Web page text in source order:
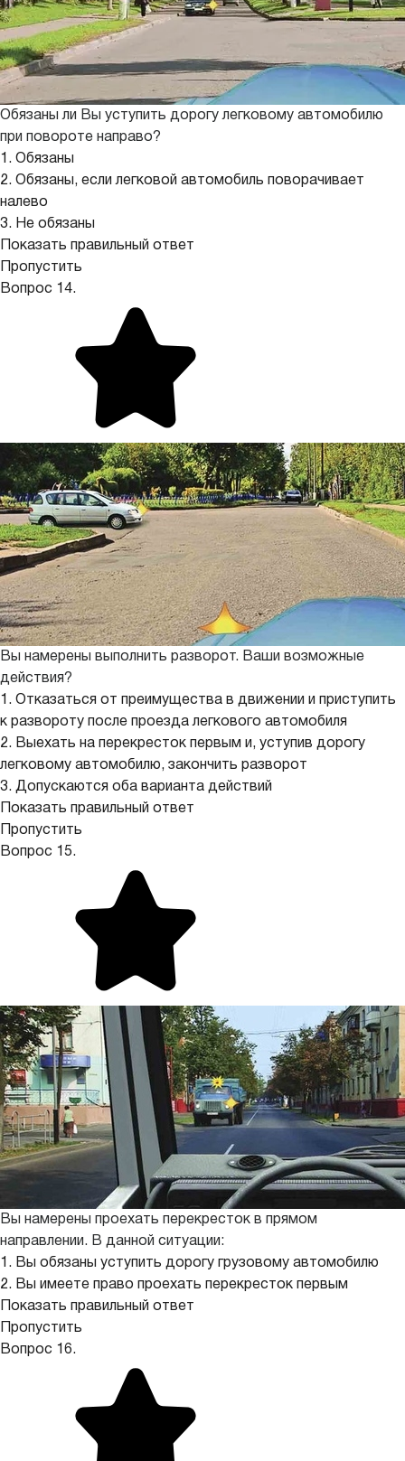
Обязаны ли Вы уступить дорогу легковому автомобилю
при повороте направо?
1. Обязаны
2. Обязаны, если легковой автомобиль поворачивает
налево
3. Не обязаны
Показать правильный ответ
Пропустить
Вопрос 14.
Вы намерены выполнить разворот. Ваши возможные
действия?
1. Отказаться от преимущества в движении и приступить
к развороту после проезда легкового автомобиля
2. Выехать на перекресток первым и, уступив дорогу
легковому автомобилю, закончить разворот
3. Допускаются оба варианта действий
Показать правильный ответ
Пропустить
Вопрос 15.
Вы намерены проехать перекресток в прямом
направлении. В данной ситуации:
1. Вы обязаны уступить дорогу грузовому автомобилю
2. Вы имеете право проехать перекресток первым
Показать правильный ответ
Пропустить
Вопрос 16.